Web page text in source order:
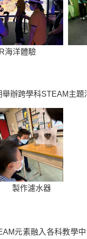
海洋體驗
舉辦跨學科STEAM主
製作濾水器
元素融入各科教學